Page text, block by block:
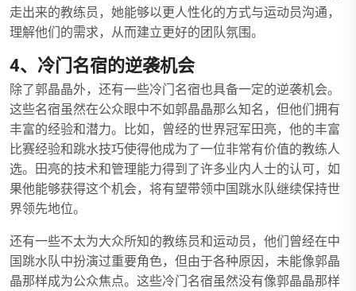
走出来的教练员，她能够以更人性化的方式与运动员沟通，
理解他们的需求，从而建立更好的团队氛围。
4、冷门名宿的逆袭机会
除了郭晶晶外，还有一些冷门名宿也具备一定的逆袭机会。
这些名宿虽然在公众眼中不如郭晶晶那么知名，但他们拥有
丰富的经验和潜力。比如，曾经的世界冠军田亮，他的丰富
比赛经验和跳水技巧使得他成为了一位非常有价值的教练人
选。田亮的技术和管理能力得到了许多业内人士的认可，如
果他能够获得这个机会，将有望带领中国跳水队继续保持世
界领先地位。
还有一些不太为大众所知的教练员和运动员，他们曾经在中
国跳水队中扮演过重要角色，但由于各种原因，未能像郭晶
晶那样成为公众焦点。这些冷门名宿虽然没有像郭晶晶那样